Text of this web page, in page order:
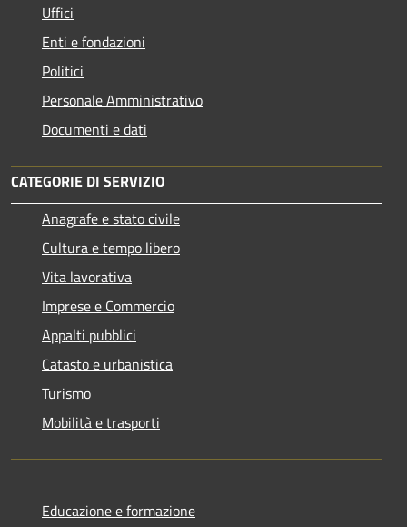
Uffici
Enti e fondazioni
Politici
Personale Amministrativo
Documenti e dati
CATEGORIE DI SERVIZIO
Anagrafe e stato civile
Cultura e tempo libero
Vita lavorativa
Imprese e Commercio
Appalti pubblici
Catasto e urbanistica
Turismo
Mobilità e trasporti
Educazione e formazione